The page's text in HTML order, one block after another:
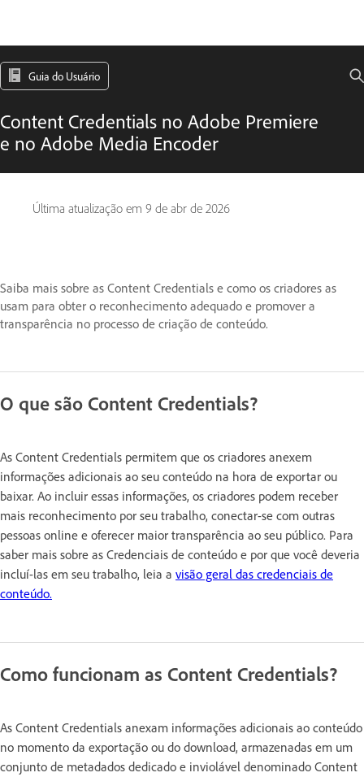
Guia do Usuário
Content Credentials no Adobe Premiere
e no Adobe Media Encoder
Última atualização em 9 de abr de 2026
Saiba mais sobre as Content Credentials e como os criadores as
usam para obter o reconhecimento adequado e promover a
transparência no processo de criação de conteúdo.
O que são Content Credentials?
As Content Credentials permitem que os criadores anexem
informações adicionais ao seu conteúdo na hora de exportar ou
baixar. Ao incluir essas informações, os criadores podem receber
mais reconhecimento por seu trabalho, conectar-se com outras
pessoas online e oferecer maior transparência ao seu público. Para
saber mais sobre as Credenciais de conteúdo e por que você deveria
incluí-las em seu trabalho, leia a visão geral das credenciais de
conteúdo.
Como funcionam as Content Credentials?
As Content Credentials anexam informações adicionais ao conteúdo
no momento da exportação ou do download, armazenadas em um
conjunto de metadados dedicado e inviolável denominado Content